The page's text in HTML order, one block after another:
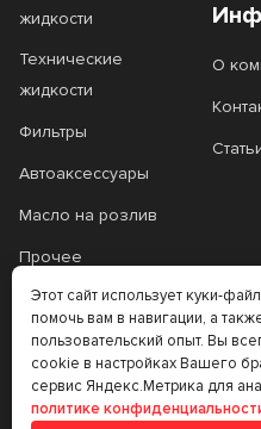
жидкости
Технические
жидкости
Фильтры
Автоаксессуары
Масло на розлив
Прочее
Аккумуляторы
Прочее
Трансмиссионные
масла
О
Этот сайт использует куки-
помочь вам в навигации, а
пользовательский опыт. Вы
cookie в настройках Вашего
сервис Яндекс.Метрика для
политике